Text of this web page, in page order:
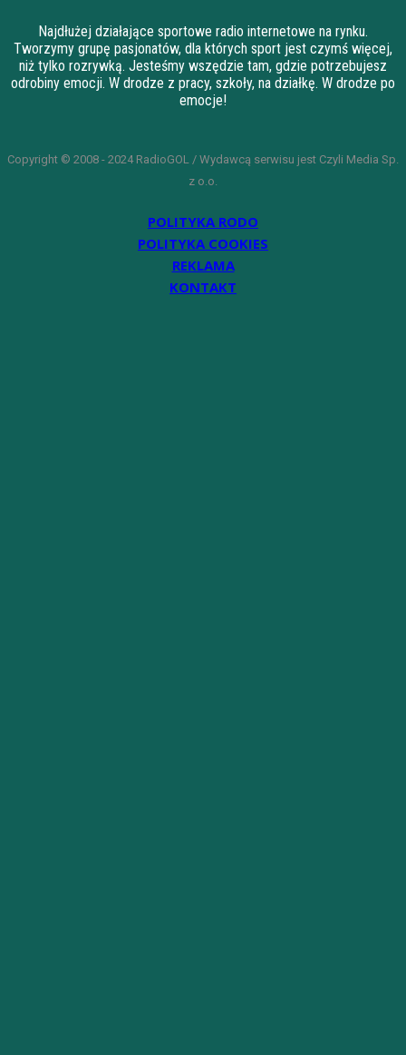
Najdłużej działające sportowe radio internetowe na rynku.
Tworzymy grupę pasjonatów, dla których sport jest czymś więcej,
niż tylko rozrywką. Jesteśmy wszędzie tam, gdzie potrzebujesz
odrobiny emocji. W drodze z pracy, szkoły, na działkę. W drodze po
emocje!
Copyright © 2008 - 2024 RadioGOL / Wydawcą serwisu jest Czyli Media Sp.
z o.o.
POLITYKA RODO
POLITYKA COOKIES
REKLAMA
KONTAKT